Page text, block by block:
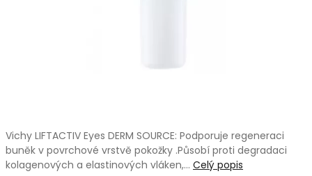
Vichy LIFTACTIV Eyes DERM SOURCE: Podporuje regeneraci
buněk v povrchové vrstvě pokožky .Působí proti degradaci
kolagenových a elastinových vláken,… Celý popis